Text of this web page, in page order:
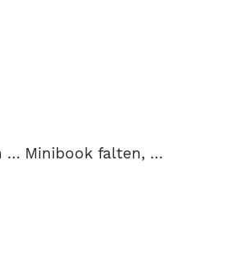
… Minibook falten, …